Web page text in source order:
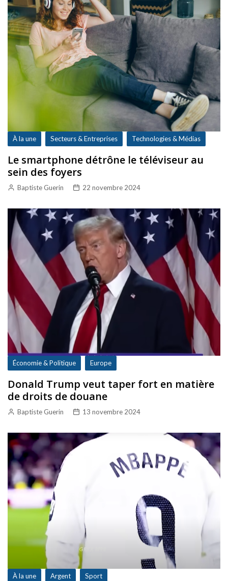
À la une Secteurs & Entreprises Technologies & Médias
Le smartphone détrône le téléviseur au
sein des foyers
Baptiste Guerin 22 novembre 2024
Économie & Politique Europe
Donald Trump veut taper fort en matière
de droits de douane
Baptiste Guerin 13 novembre 2024
À la une Argent Sport